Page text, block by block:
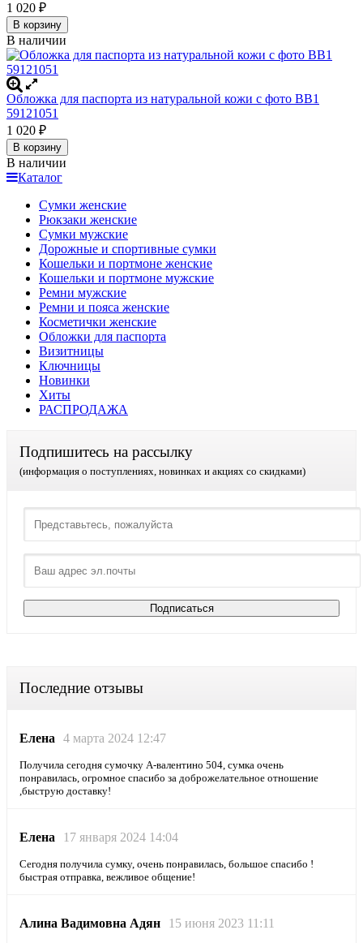
1 020 ₽
В корзину
В наличии
Обложка для паспорта из натуральной кожи с фото BB1
59121051
1 020 ₽
В корзину
В наличии
Каталог
Сумки женские
Рюкзаки женские
Сумки мужские
Дорожные и спортивные сумки
Кошельки и портмоне женские
Кошельки и портмоне мужские
Ремни мужские
Ремни и пояса женские
Косметички женские
Обложки для паспорта
Визитницы
Ключницы
Новинки
Хиты
РАСПРОДАЖА
Подпишитесь на рассылку
(информация о поступлениях, новинках и акциях со скидками)
Последние отзывы
Елена 4 марта 2024 12:47
Получила сегодня сумочку А-валентино 504, сумка очень
понравилась, огромное спасибо за доброжелательное отношение
,быструю доставку!
Елена 17 января 2024 14:04
Сегодня получила сумку, очень понравилась, большое спасибо !
быстрая отправка, вежливое общение!
Алина Вадимовна Адян 15 июня 2023 11:11